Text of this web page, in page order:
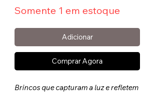
Somente 1 em estoque
Adicionar
Comprar Agora
Brincos que capturam a luz e refletem